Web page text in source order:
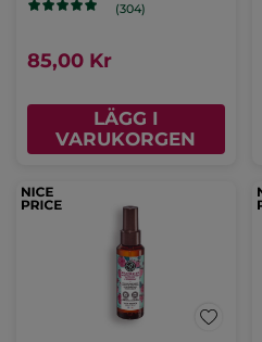
(304)
85,00 Kr
LÄGG I
VARUKORGEN